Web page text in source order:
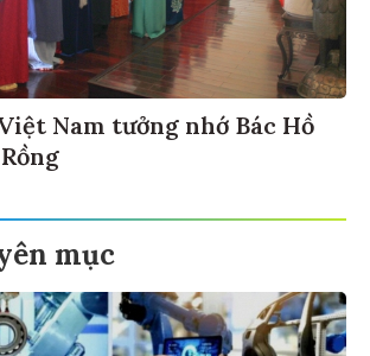
Nam tưởng nhớ Bác Hồ
mục